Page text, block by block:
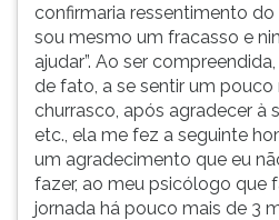
confirmaria ressentimento do
sou mesmo um fracasso e
ajudar”. Ao ser
de fato, a se sentir um pouco
churrasco, após agradecer à
etc., ela me fez a seguinte
um agradecimento que eu
fazer, ao meu psicólogo que
jornada há pouco mais de 3